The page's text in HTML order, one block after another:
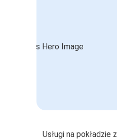
Usługi na